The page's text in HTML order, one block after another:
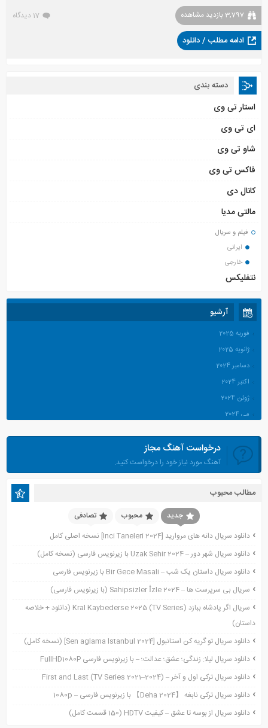
3,797 بازدید مشاهده 17 دیدگاه
ادامه مطلب / دانلود
دسته بندی
استار تی وی
ای تی وی
شاو تی وی
فاکس تی وی
کانال دی
مالتی مدیا
فیلم و سریال
ایرانی
خارجی
نتفلیکس
آرشیو
فوریه 2025
ژانویه 2025
دسامبر 2024
اکتبر 2024
ژوئن 2024
می 2024
مارس 2024
ژانویه 2024
نوامبر 2023
نوامبر 2022
نوامبر 2021
اکتبر 2021
سپتامبر 2021
آگوست 2021
جولای 2021
ژوئن 2021
می 2021
درخواست آهنگ مجاز
آهنگ مورد نیاز خود را درخواست کنید.
مطالب محبوب
جدید محبوب
تصادفی
دانلود سریال دانه های مروارید [Inci Taneleri 2024] نسخه اصلی کامل
دانلود سریال شهر دور – Uzak Sehir 2024 با زیرنویس فارسی (نسخه کامل)
دانلود سریال داستان یک شب – Bir Gece Masali با زیرنویس فارسی
سریال بی سرپرست ها – Sahipsizler İzle 2024 (با زیرنویس فارسی)
سریال اگر پادشاه ببازد Kral Kaybederse 2025 (TV Series) (دانلود + خلاصه
داستان)
دانلود سریال تو گریه کن استانبول [Sen aglama Istanbul 2024] (نسخه کامل)
دانلود سریال لیلا: زندگی؛ عشق؛ عدالت؛ – با زیرنویس فارسی FullHD1080P
دانلود سریال ترکی اول و آخر – First and Last (TV Series 2021–2024)
دانلود سریال ترکی نابغه 【Deha 2024】 با زیرنویس فارسی – 1080p
دانلود سریال از بوسه تا عشق – کیفیت HDTV (150 قسمت کامل)